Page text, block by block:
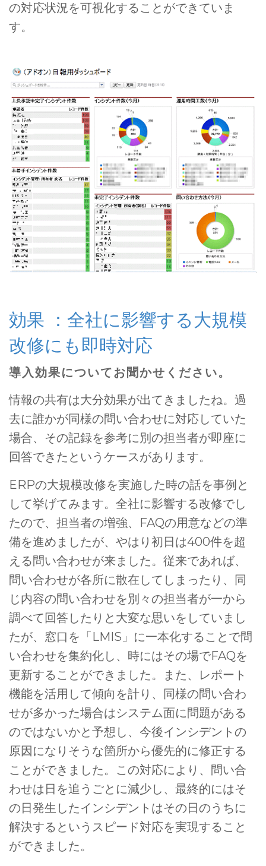
の対応状況を可視化することができていま
す。
効果 ：全社に影響する大規模
改修にも即時対応
導入効果についてお聞かせください。
情報の共有は大分効果が出てきましたね。過
去に誰かが同様の問い合わせに対応していた
場合、その記録を参考に別の担当者が即座に
回答できたというケースがあります。
ERPの大規模改修を実施した時の話を事例と
して挙げてみます。全社に影響する改修でし
たので、担当者の増強、FAQの用意などの準
備を進めましたが、やはり初日は400件を超
える問い合わせが来ました。従来であれば、
問い合わせが各所に散在してしまったり、同
じ内容の問い合わせを別々の担当者が一から
調べて回答したりと大変な思いをしていまし
たが、窓口を「LMIS」に一本化することで問
い合わせを集約化し、時にはその場でFAQを
更新することができました。また、レポート
機能を活用して傾向を計り、同様の問い合わ
せが多かった場合はシステム面に問題がある
のではないかと予想し、今後インシデントの
原因になりそうな箇所から優先的に修正する
ことができました。この対応により、問い合
わせは日を追うごとに減少し、最終的にはそ
の日発生したインシデントはその日のうちに
解決するというスピード対応を実現すること
ができました。